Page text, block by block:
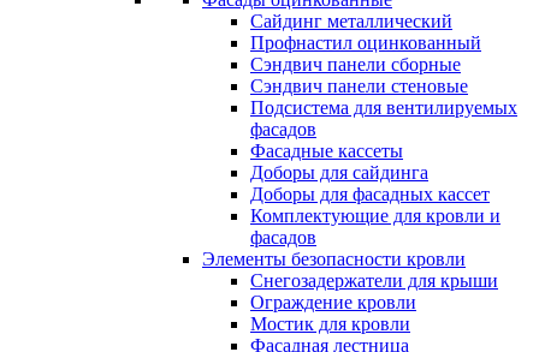
Сайдинг металлический
Профнастил оцинкованный
Сэндвич панели сборные
Сэндвич панели стеновые
Подсистема для вентилируемых
фасадов
Фасадные кассеты
Доборы для сайдинга
Доборы для фасадных кассет
Комплектующие для кровли и
фасадов
Элементы безопасности кровли
Снегозадержатели для крыши
Ограждение кровли
Мостик для кровли
Фасадная лестница